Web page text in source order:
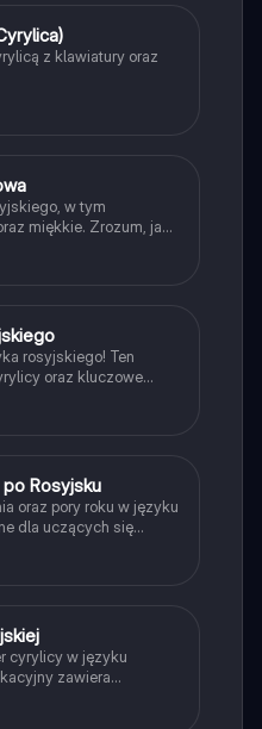
z klawiatury oraz
w tym
miękkie. Zrozum, jak
do polskich.
się języka rosyjskiego.
rosyjskiego! Ten
oraz kluczowe
komunikacji.
którzy chcą
Rosyjsku
oraz pory roku w języku
dla uczących się
kluczowe
przykłady i
cyrylicy w języku
zawiera
dźwięków, ich
Idealny dla